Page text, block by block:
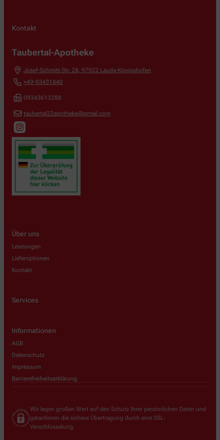
Kontakt
Taubertal-Apotheke
Josef-Schmitt-Str. 28, 97922 Lauda-Königshofen
+49-93431840
09343613288
taubertal22apotheke@gmail.com
Über uns
Leistungen
Lieferoptionen
Kontakt
Services
Informationen
AGB
Datenschutz
Impressum
Barrierefreiheitserklärung
Wir legen großen Wert auf den Schutz Ihrer persönlichen Daten und
garantieren die sichere Übertragung durch eine SSL-
Verschlüsselung.